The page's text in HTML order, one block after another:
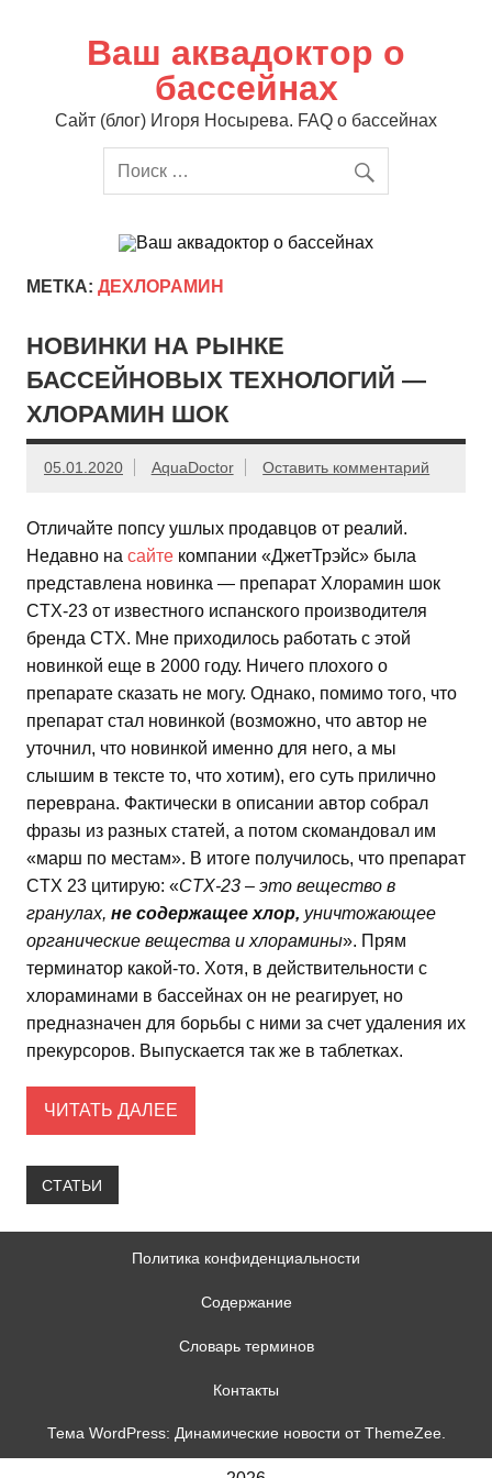
содержимомуВаш аквадоктор о
бассейнах
Сайт (блог) Игоря Носырева. FAQ о бассейнах
МЕТКА: ДЕХЛОРАМИН
НОВИНКИ НА РЫНКЕ
БАССЕЙНОВЫХ ТЕХНОЛОГИЙ —
ХЛОРАМИН ШОК
05.01.2020 AquaDoctor Оставить комментарий
Отличайте попсу ушлых продавцов от реалий.
Недавно на сайте компании «ДжетТрэйс» была
представлена новинка — препарат Хлорамин шок
CTX-23 от известного испанского производителя
бренда CTX. Мне приходилось работать с этой
новинкой еще в 2000 году. Ничего плохого о
препарате сказать не могу. Однако, помимо того, что
препарат стал новинкой (возможно, что автор не
уточнил, что новинкой именно для него, а мы
слышим в тексте то, что хотим), его суть прилично
переврана. Фактически в описании автор собрал
фразы из разных статей, а потом скомандовал им
«марш по местам». В итоге получилось, что препарат
CTX 23 цитирую: «CTX-23 – это вещество в
гранулах, не содержащее хлор, уничтожающее
органические вещества и хлорамины». Прям
терминатор какой-то. Хотя, в действительности с
хлораминами в бассейнах он не реагирует, но
предназначен для борьбы с ними за счет удаления их
прекурсоров. Выпускается так же в таблетках.
ЧИТАТЬ ДАЛЕЕ
СТАТЬИ
Политика конфиденциальности
Содержание
Словарь терминов
Контакты
Тема WordPress: Динамические новости от ThemeZee.